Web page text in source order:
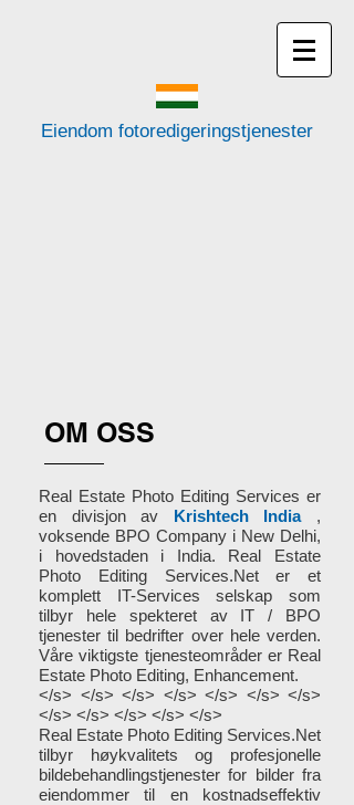
Eiendom fotoredigeringstjenester
OM OSS
Real Estate Photo Editing Services er
en divisjon av
Krishtech India
,
voksende BPO Company i New Delhi,
i hovedstaden i India. Real Estate
Photo Editing Services.Net er et
komplett IT-Services selskap som
tilbyr hele spekteret av IT / BPO
tjenester til bedrifter over hele verden.
Våre viktigste tjenesteområder er Real
Estate Photo Editing, Enhancement.
</s> </s> </s> </s> </s> </s> </s>
</s> </s> </s> </s> </s>
Real Estate Photo Editing Services.Net
tilbyr høykvalitets og profesjonelle
bildebehandlingstjenester for bilder fra
eiendommer til en kostnadseffektiv